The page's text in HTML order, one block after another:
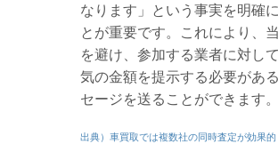
なります」という事実を明確
とが重要です。これにより、
を避け、参加する業者に対し
気の金額を提示する必要があ
セージを送ることができます。
出典）車買取では複数社の同時査定が効果